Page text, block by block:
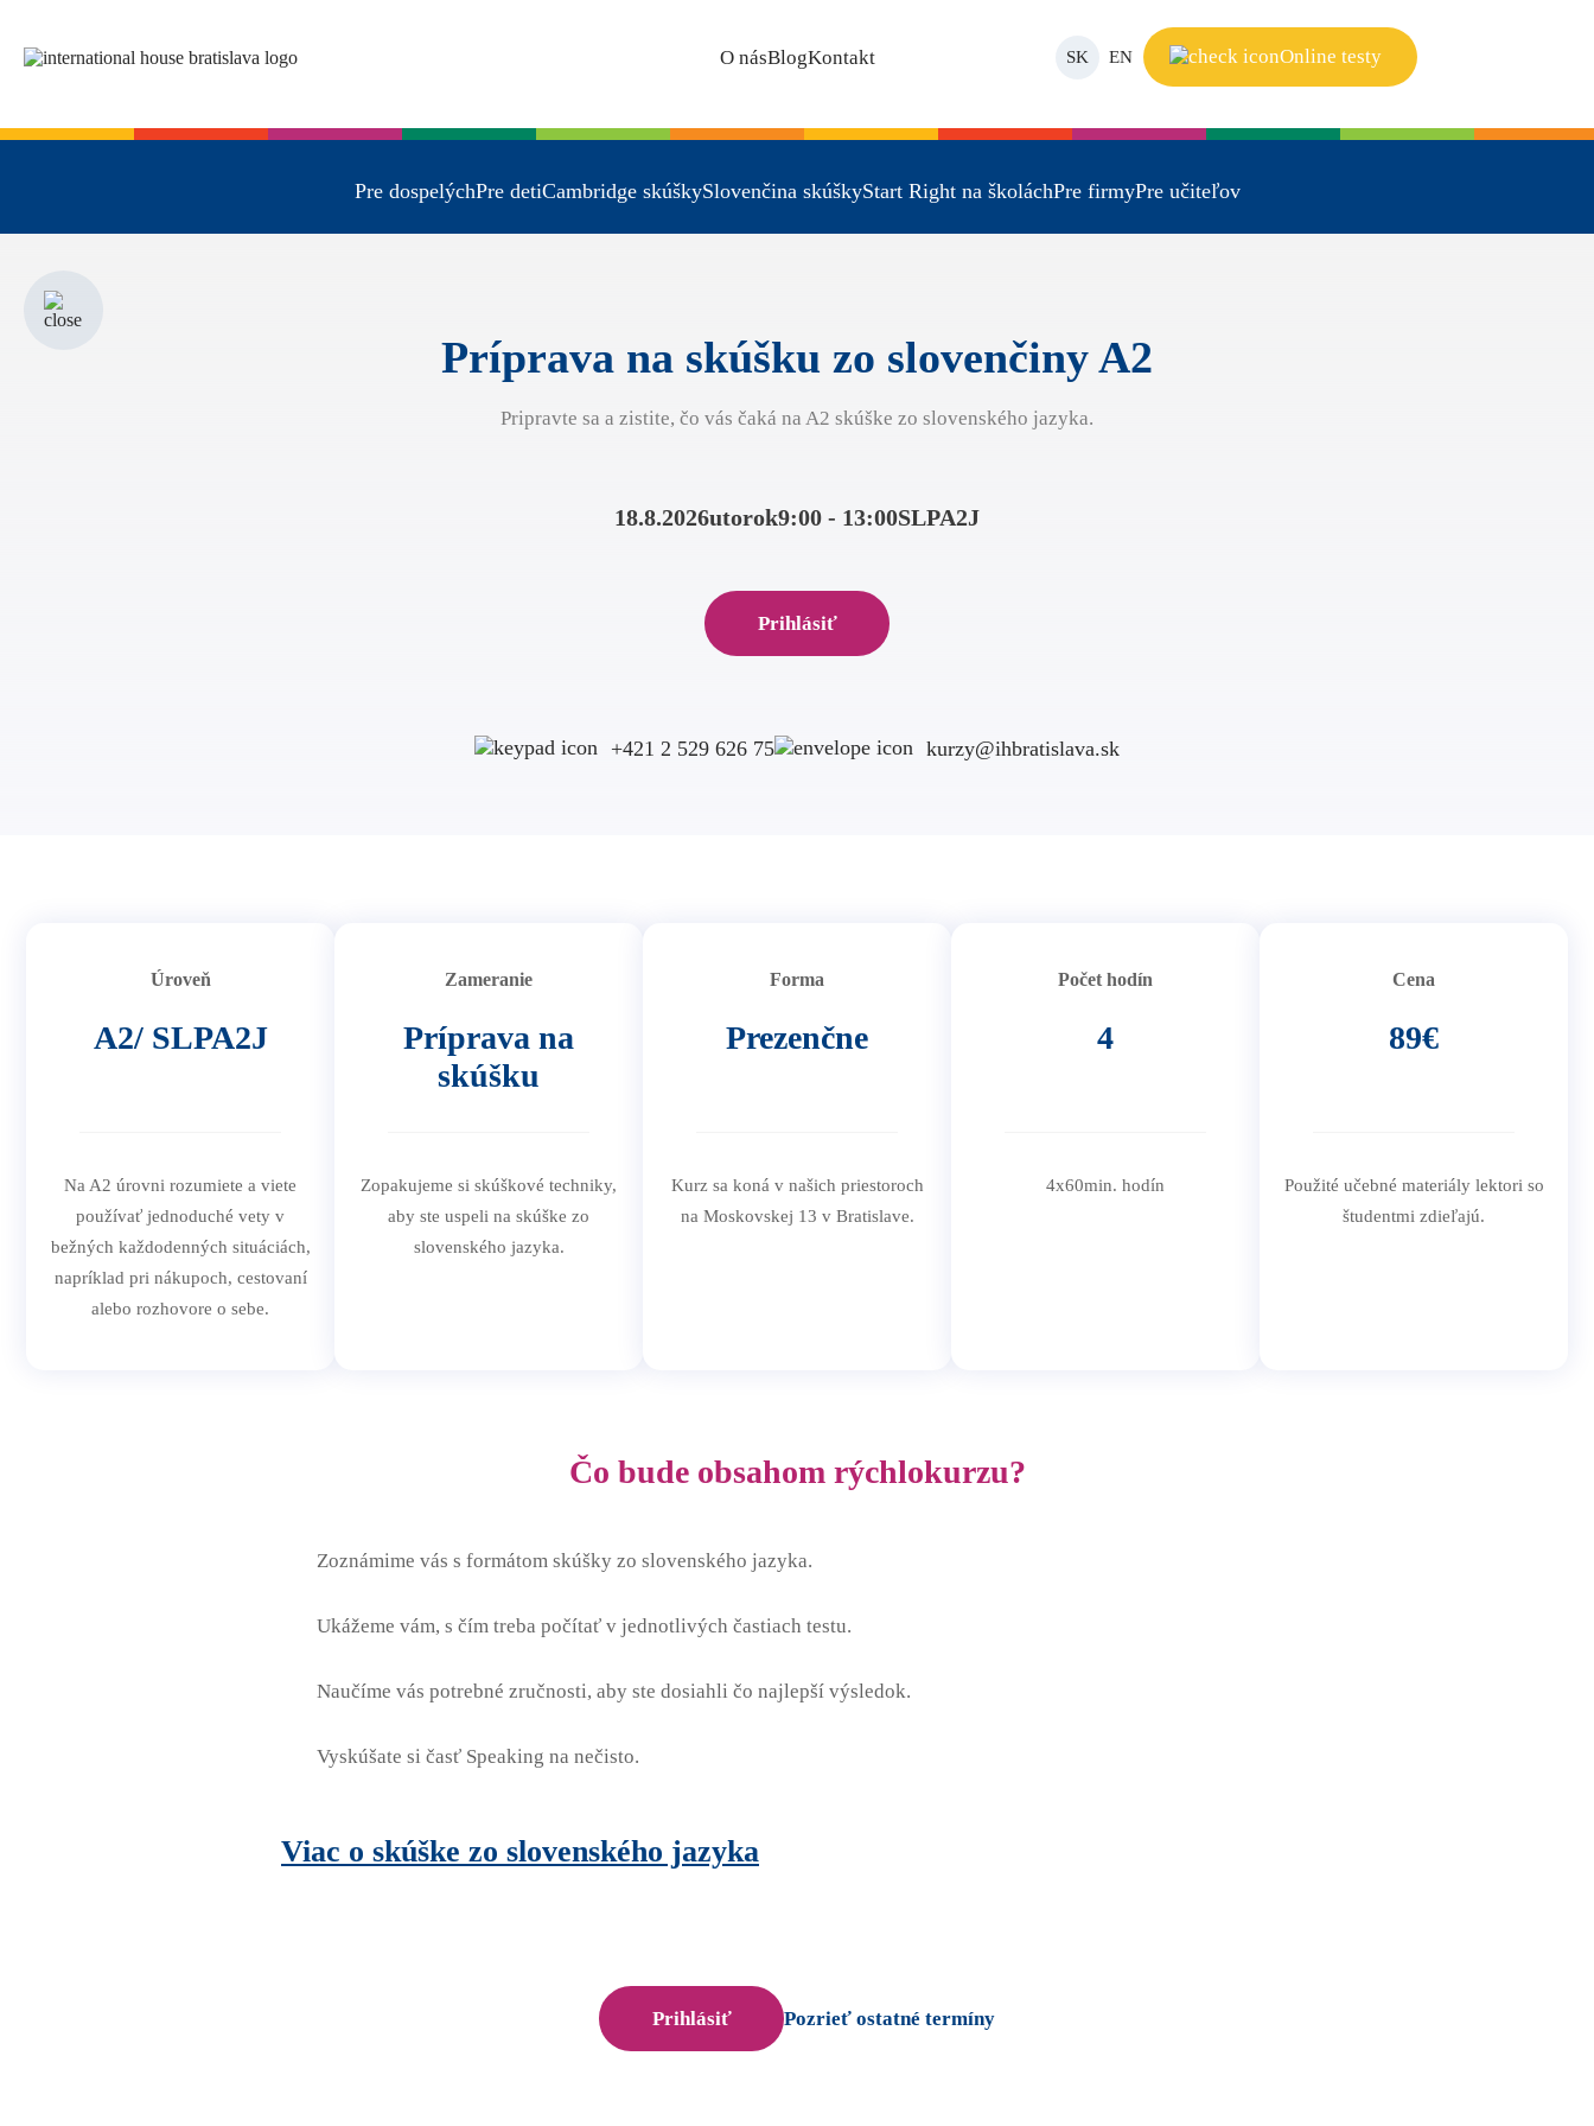
O násBlogKontakt SK EN Online testy
Pre dospelýchPre detiCambridge skúškySlovenčina skúškyStart Right na školáchPre firmyPre učiteľov
Príprava na skúšku zo slovenčiny A2
Pripravte sa a zistite, čo vás čaká na A2 skúške zo slovenského jazyka.
18.8.2026utorok9:00 - 13:00SLPA2J
Prihlásiť
+421 2 529 626 75 kurzy@ihbratislava.sk
Úroveň
A2/ SLPA2J
Na A2 úrovni rozumiete a viete
používať jednoduché vety v
bežných každodenných situáciách,
napríklad pri nákupoch, cestovaní
alebo rozhovore o sebe.
Zameranie
Príprava na
skúšku
Zopakujeme si skúškové techniky,
aby ste uspeli na skúške zo
slovenského jazyka.
Forma
Prezenčne
Kurz sa koná v našich priestoroch
na Moskovskej 13 v Bratislave.
Počet hodín
4
4x60min. hodín
Cena
89€
Použité učebné materiály lektori so
študentmi zdieľajú.
Čo bude obsahom rýchlokurzu?
Zoznámime vás s formátom skúšky zo slovenského jazyka.
Ukážeme vám, s čím treba počítať v jednotlivých častiach testu.
Naučíme vás potrebné zručnosti, aby ste dosiahli čo najlepší výsledok.
Vyskúšate si časť Speaking na nečisto.
Viac o skúške zo slovenského jazyka
Prihlásiť Pozrieť ostatné termíny